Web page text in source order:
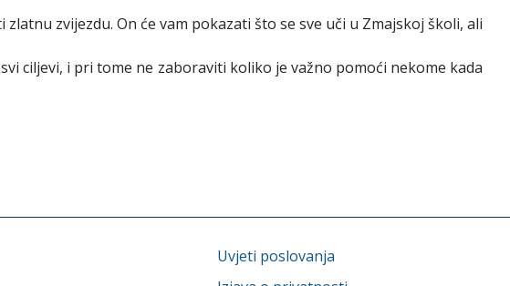
zvijezdu. On će vam pokazati što se sve uči u Zmajskoj školi, ali
ciljevi, i pri tome ne zaboraviti koliko je važno pomoći nekome kada
Uvjeti poslovanja